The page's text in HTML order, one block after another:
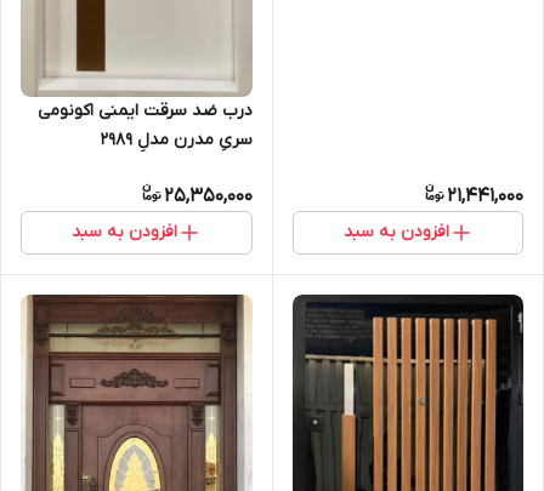
21,441,000
افزودن به سبد
درب ضد سرقت ایمنی اکونومی
سریِ مدرن مدلِ 2989
25,350,000
افزودن به سبد